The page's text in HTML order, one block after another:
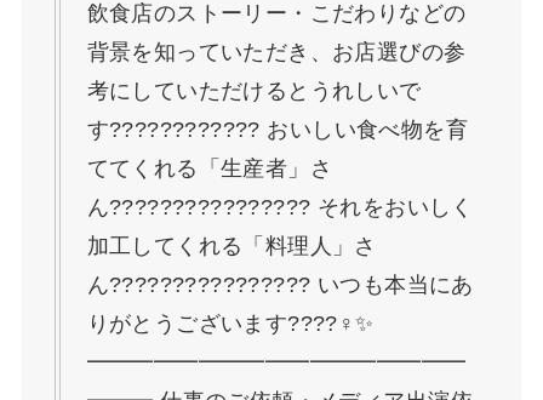
飲食店のストーリー・こだわりなどの
背景を知っていただき、お店選びの参
考にしていただけるとうれしいで
す???????????? おいしい食べ物を育
ててくれる「生産者」さ
ん????‍????????‍???? それをおいしく
加工してくれる「料理人」さ
ん????‍????????‍???? いつも本当にあ
りがとうございます????‍♀️✨
━━━━━━━━━━━━━━━━━